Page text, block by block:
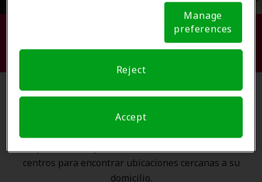
Notice (link here below). If you are using an opt-out
preference signal, we will honor that signal. Cookie
Manage
preferences
Reject
Accept
Busque su centro de atención
auditiva.
Gracias a nuestra
, ningún proveedor de
centros para encontrar ubicaciones cercanas a su
domicilio.